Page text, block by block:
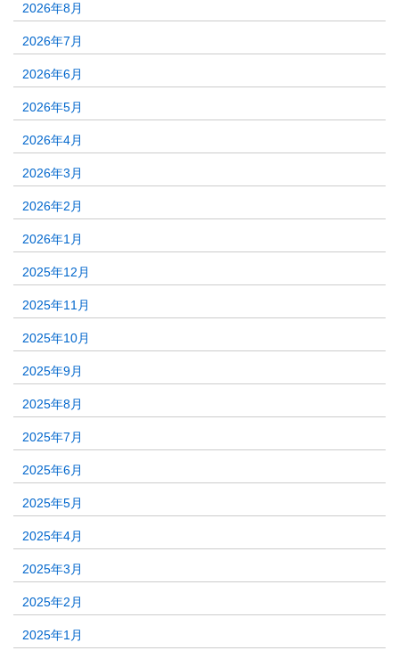
2026年8月
2026年7月
2026年6月
2026年5月
2026年4月
2026年3月
2026年2月
2026年1月
2025年12月
2025年11月
2025年10月
2025年9月
2025年8月
2025年7月
2025年6月
2025年5月
2025年4月
2025年3月
2025年2月
2025年1月